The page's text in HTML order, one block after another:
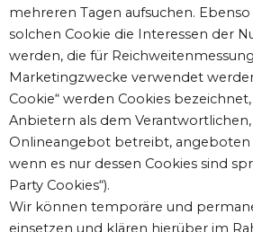
mehreren Tagen aufsuchen.
solchen Cookie die Interessen der
werden, die für
Marketingzwecke verwendet
Cookie“ werden Cookies
Anbietern als dem
Onlineangebot betreibt, angeboten
wenn es nur dessen Cookies sind
Party Cookies“).
Wir können temporäre und
einsetzen und klären hierüber im